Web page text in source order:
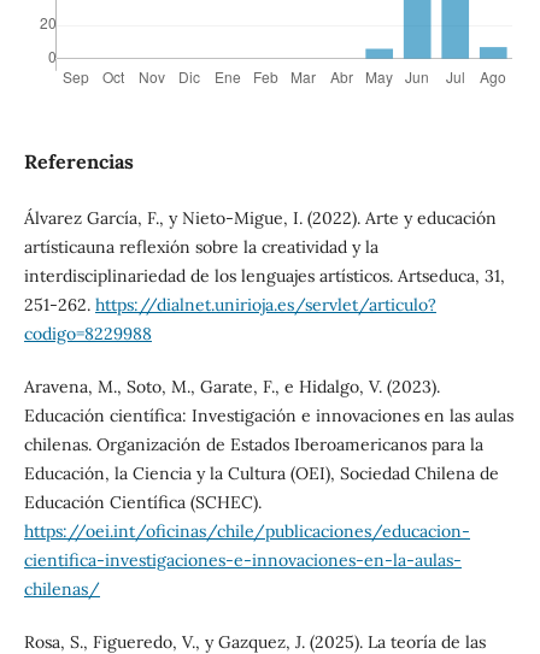
Referencias
Álvarez García, F., y Nieto-Migue, I. (2022). Arte y educación
artísticauna reflexión sobre la creatividad y la
interdisciplinariedad de los lenguajes artísticos. Artseduca, 31,
251-262. https://dialnet.unirioja.es/servlet/articulo?
codigo=8229988
Aravena, M., Soto, M., Garate, F., e Hidalgo, V. (2023).
Educación científica: Investigación e innovaciones en las aulas
chilenas. Organización de Estados Iberoamericanos para la
Educación, la Ciencia y la Cultura (OEI), Sociedad Chilena de
Educación Científica (SCHEC).
https://oei.int/oficinas/chile/publicaciones/educacion-
cientifica-investigaciones-e-innovaciones-en-la-aulas-
chilenas/
Rosa, S., Figueredo, V., y Gazquez, J. (2025). La teoría de las